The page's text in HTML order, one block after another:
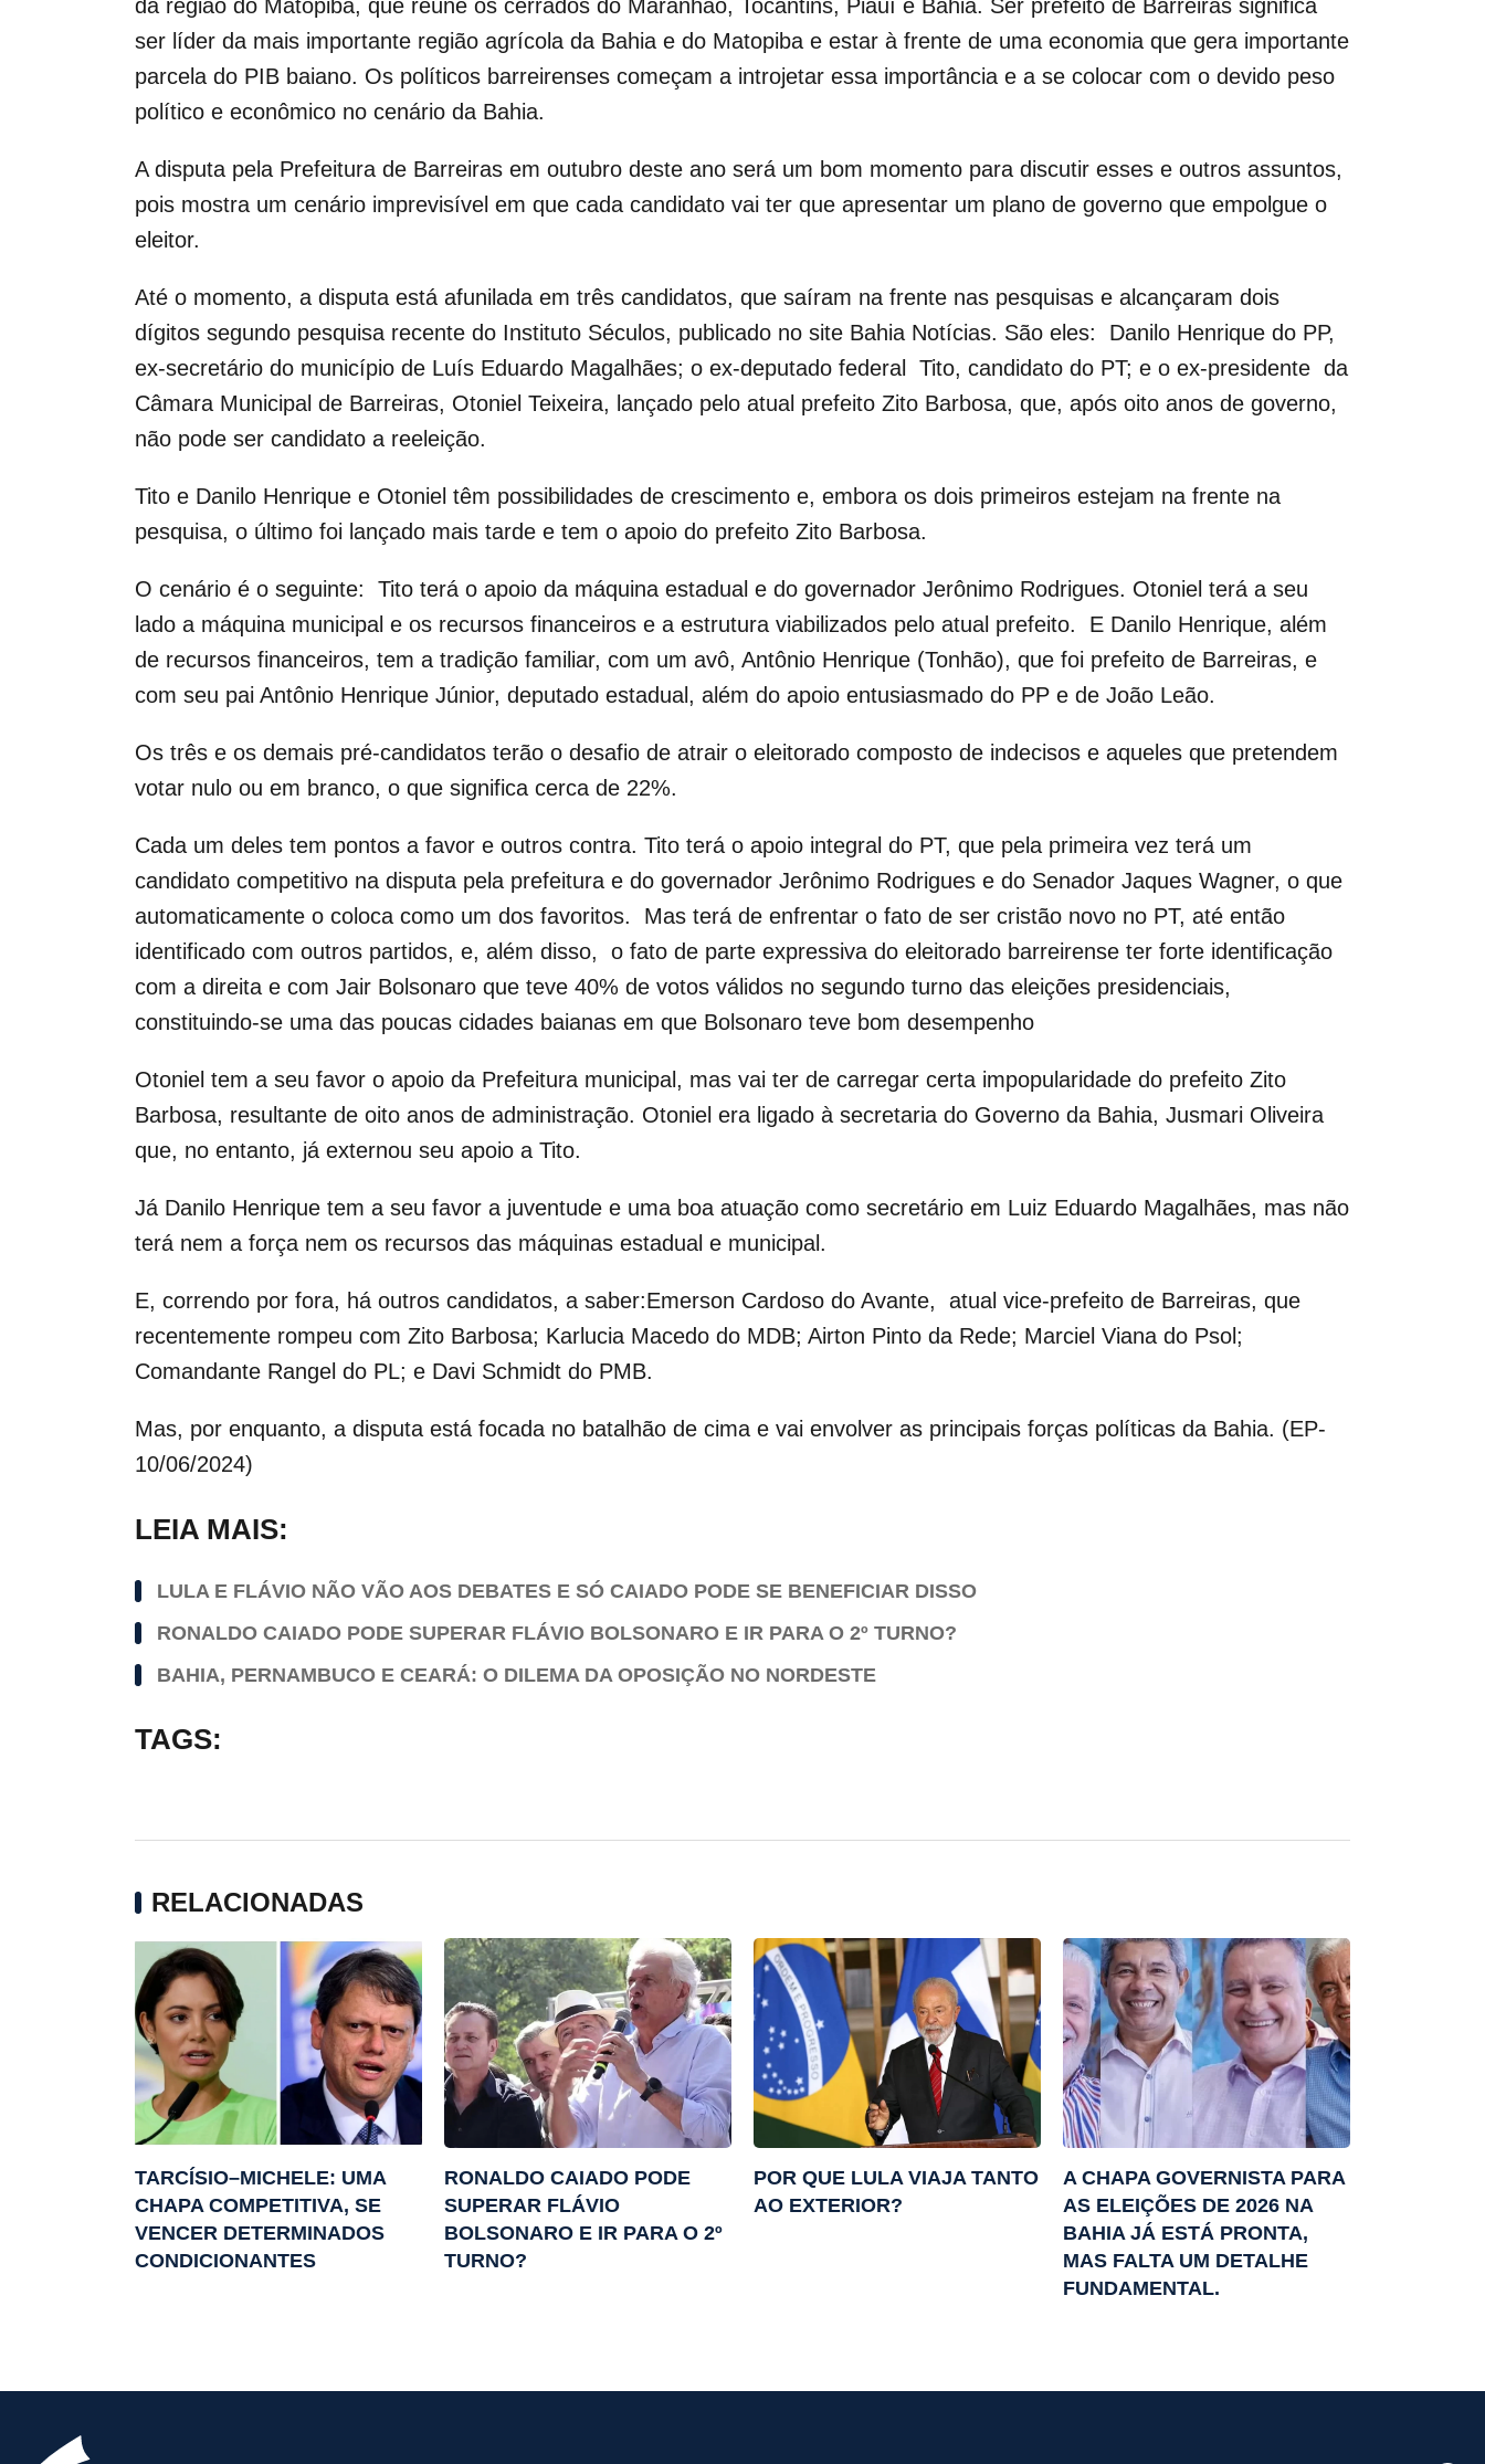
da região do Matopiba, que reúne os cerrados do Maranhão, Tocantins, Piauí e Bahia. Ser prefeito de Barreiras significa
ser líder da mais importante região agrícola da Bahia e do Matopiba e estar à frente de uma economia que gera importante
parcela do PIB baiano. Os políticos barreirenses começam a introjetar essa importância e a se colocar com o devido peso
político e econômico no cenário da Bahia.
A disputa pela Prefeitura de Barreiras em outubro deste ano será um bom momento para discutir esses e outros assuntos,
pois mostra um cenário imprevisível em que cada candidato vai ter que apresentar um plano de governo que empolgue o
eleitor.
Até o momento, a disputa está afunilada em três candidatos, que saíram na frente nas pesquisas e alcançaram dois
dígitos segundo pesquisa recente do Instituto Séculos, publicado no site Bahia Notícias. São eles: Danilo Henrique do PP,
ex-secretário do município de Luís Eduardo Magalhães; o ex-deputado federal Tito, candidato do PT; e o ex-presidente da
Câmara Municipal de Barreiras, Otoniel Teixeira, lançado pelo atual prefeito Zito Barbosa, que, após oito anos de governo,
não pode ser candidato a reeleição.
Tito e Danilo Henrique e Otoniel têm possibilidades de crescimento e, embora os dois primeiros estejam na frente na
pesquisa, o último foi lançado mais tarde e tem o apoio do prefeito Zito Barbosa.
O cenário é o seguinte: Tito terá o apoio da máquina estadual e do governador Jerônimo Rodrigues. Otoniel terá a seu
lado a máquina municipal e os recursos financeiros e a estrutura viabilizados pelo atual prefeito. E Danilo Henrique, além
de recursos financeiros, tem a tradição familiar, com um avô, Antônio Henrique (Tonhão), que foi prefeito de Barreiras, e
com seu pai Antônio Henrique Júnior, deputado estadual, além do apoio entusiasmado do PP e de João Leão.
Os três e os demais pré-candidatos terão o desafio de atrair o eleitorado composto de indecisos e aqueles que pretendem
votar nulo ou em branco, o que significa cerca de 22%.
Cada um deles tem pontos a favor e outros contra. Tito terá o apoio integral do PT, que pela primeira vez terá um
candidato competitivo na disputa pela prefeitura e do governador Jerônimo Rodrigues e do Senador Jaques Wagner, o que
automaticamente o coloca como um dos favoritos. Mas terá de enfrentar o fato de ser cristão novo no PT, até então
identificado com outros partidos, e, além disso, o fato de parte expressiva do eleitorado barreirense ter forte identificação
com a direita e com Jair Bolsonaro que teve 40% de votos válidos no segundo turno das eleições presidenciais,
constituindo-se uma das poucas cidades baianas em que Bolsonaro teve bom desempenho
Otoniel tem a seu favor o apoio da Prefeitura municipal, mas vai ter de carregar certa impopularidade do prefeito Zito
Barbosa, resultante de oito anos de administração. Otoniel era ligado à secretaria do Governo da Bahia, Jusmari Oliveira
que, no entanto, já externou seu apoio a Tito.
Já Danilo Henrique tem a seu favor a juventude e uma boa atuação como secretário em Luiz Eduardo Magalhães, mas não
terá nem a força nem os recursos das máquinas estadual e municipal.
E, correndo por fora, há outros candidatos, a saber:Emerson Cardoso do Avante, atual vice-prefeito de Barreiras, que
recentemente rompeu com Zito Barbosa; Karlucia Macedo do MDB; Airton Pinto da Rede; Marciel Viana do Psol;
Comandante Rangel do PL; e Davi Schmidt do PMB.
Mas, por enquanto, a disputa está focada no batalhão de cima e vai envolver as principais forças políticas da Bahia. (EP-
10/06/2024)
LEIA MAIS:
LULA E FLÁVIO NÃO VÃO AOS DEBATES E SÓ CAIADO PODE SE BENEFICIAR DISSO
RONALDO CAIADO PODE SUPERAR FLÁVIO BOLSONARO E IR PARA O 2º TURNO?
BAHIA, PERNAMBUCO E CEARÁ: O DILEMA DA OPOSIÇÃO NO NORDESTE
TAGS:
RELACIONADAS
TARCÍSIO–MICHELE: UMA
CHAPA COMPETITIVA, SE
VENCER DETERMINADOS
CONDICIONANTES
RONALDO CAIADO PODE
SUPERAR FLÁVIO
BOLSONARO E IR PARA O 2º
TURNO?
POR QUE LULA VIAJA TANTO
AO EXTERIOR?
A CHAPA GOVERNISTA PARA
AS ELEIÇÕES DE 2026 NA
BAHIA JÁ ESTÁ PRONTA,
MAS FALTA UM DETALHE
FUNDAMENTAL.